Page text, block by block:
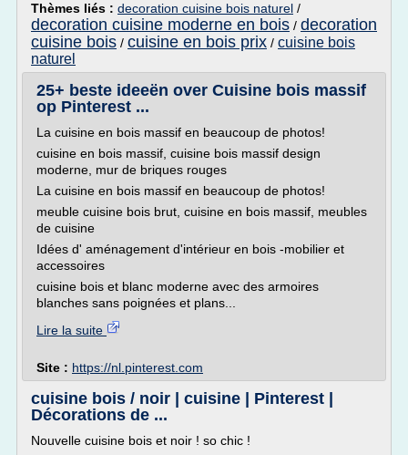
Thèmes liés : decoration cuisine bois naturel /
decoration cuisine moderne en bois / decoration
cuisine bois / cuisine en bois prix / cuisine bois
naturel
25+ beste ideeën over Cuisine bois massif
op Pinterest ...
La cuisine en bois massif en beaucoup de photos!
cuisine en bois massif, cuisine bois massif design
moderne, mur de briques rouges
La cuisine en bois massif en beaucoup de photos!
meuble cuisine bois brut, cuisine en bois massif, meubles
de cuisine
Idées d' aménagement d'intérieur en bois -mobilier et
accessoires
cuisine bois et blanc moderne avec des armoires
blanches sans poignées et plans...
Lire la suite
Site : https://nl.pinterest.com
cuisine bois / noir | cuisine | Pinterest |
Décorations de ...
Nouvelle cuisine bois et noir ! so chic !